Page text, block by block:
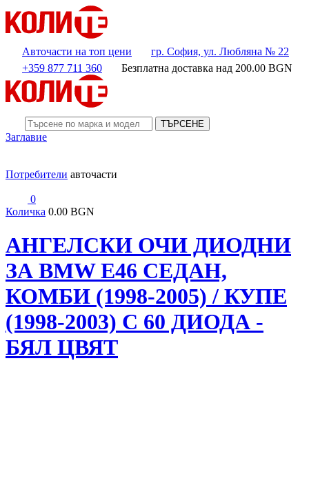
Авточасти на топ цени
гр. София, ул. Любляна № 22
+359 877 711 360
Безплатна доставка над 200.00 BGN
ТЪРСЕНЕ
Заглавие
Потребители авточасти
0
Количка 0.00 BGN
АНГЕЛСКИ ОЧИ ДИОДНИ
ЗА BMW E46 СЕДАН,
КОМБИ (1998-2005) / КУПЕ
(1998-2003) С 60 ДИОДА -
БЯЛ ЦВЯТ